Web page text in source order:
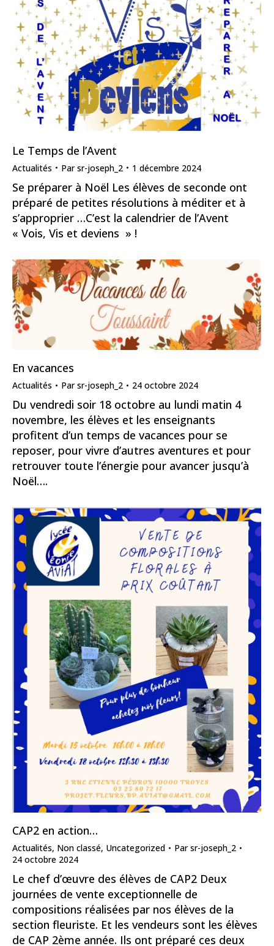
Le Temps de l’Avent
Actualités Parsr-joseph_2 1 décembre 2024
Se préparer à Noël Les élèves de seconde ont
préparé de petites résolutions à méditer et à
s’approprier …C’est la calendrier de l’Avent
« Vois, Vis et deviens » !
En vacances
Actualités Parsr-joseph_2 24 octobre 2024
Du vendredi soir 18 octobre au lundi matin 4
novembre, les élèves et les enseignants
profitent d’un temps de vacances pour se
reposer, pour vivre d’autres aventures et pour
retrouver toute l’énergie pour avancer jusqu’à
Noël….
CAP2 en action…
Actualités, Non classé, Uncategorized Parsr-joseph_2
24 octobre 2024
Le chef d’œuvre des élèves de CAP2 Deux
journées de vente exceptionnelle de
compositions réalisées par nos élèves de la
section fleuriste. Et les vendeurs sont les élèves
de CAP 2ème année. Ils ont préparé ces deux